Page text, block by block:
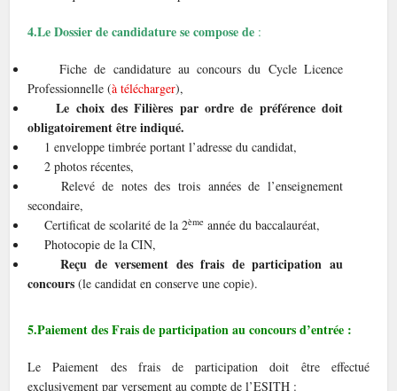
4.Le Dossier de candidature se compose de :
Fiche de candidature au concours du Cycle Licence
Professionnelle (à télécharger),
Le choix des Filières par ordre de préférence doit
obligatoirement être indiqué.
1 enveloppe timbrée portant l’adresse du candidat,
2 photos récentes,
Relevé de notes des trois années de l’enseignement
secondaire,
Certificat de scolarité de la 2ème année du baccalauréat,
Photocopie de la CIN,
Reçu de versement des frais de participation au
concours (le candidat en conserve une copie).
5.Paiement des Frais de participation au concours d’entrée :
Le Paiement des frais de participation doit être effectué
exclusivement par versement au compte de l’ESITH :